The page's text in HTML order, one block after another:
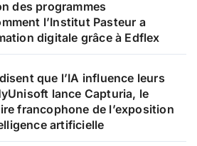
des programmes
l’Institut Pasteur a
digitale grâce à Edflex
que l’IA influence leurs
lance Capturia, le
francophone de l’exposition
artificielle